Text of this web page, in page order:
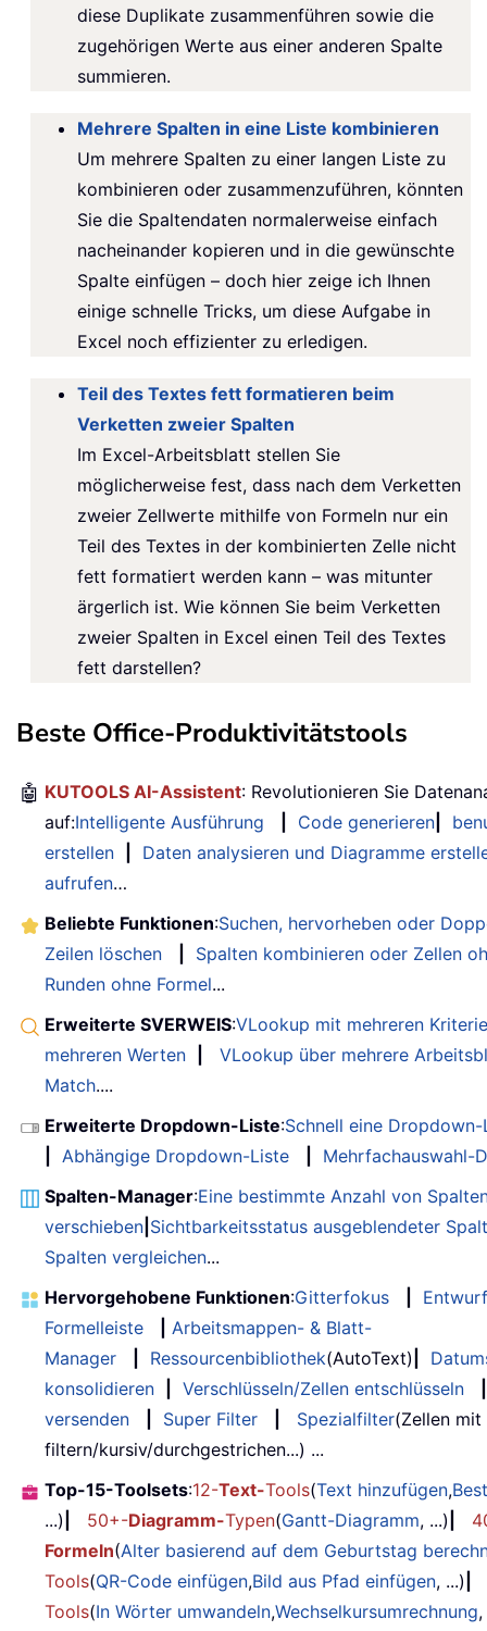
diese Duplikate zusammenführen sowie die
zugehörigen Werte aus einer anderen Spalte
summieren.
Mehrere Spalten in eine Liste kombinieren
Um mehrere Spalten zu einer langen Liste zu
kombinieren oder zusammenzuführen, könnten
Sie die Spaltendaten normalerweise einfach
nacheinander kopieren und in die gewünschte
Spalte einfügen – doch hier zeige ich Ihnen
einige schnelle Tricks, um diese Aufgabe in
Excel noch effizienter zu erledigen.
Teil des Textes fett formatieren beim
Verketten zweier Spalten
Im Excel-Arbeitsblatt stellen Sie
möglicherweise fest, dass nach dem Verketten
zweier Zellwerte mithilfe von Formeln nur ein
Teil des Textes in der kombinierten Zelle nicht
fett formatiert werden kann – was mitunter
ärgerlich ist. Wie können Sie beim Verketten
zweier Spalten in Excel einen Teil des Textes
fett darstellen?
Beste Office-Produktivitätstools
🤖 KUTOOLS AI-Assistent: Revolutionieren Sie
auf:Intelligente Ausführung Code generieren
erstellen
Daten analysieren und Diagramme
aufrufen…
Beliebte Funktionen:Suchen, hervorheben oder
Zeilen löschen
Spalten kombinieren oder Zellen
Runden ohne Formel...
Erweiterte SVERWEIS:VLookup mit mehreren
mehreren Werten
VLookup über mehrere
Match....
Erweiterte Dropdown-Liste:Schnell eine
Abhängige Dropdown-Liste
Mehrfachauswahl-
Spalten-Manager:Eine bestimmte Anzahl von
verschieben Sichtbarkeitsstatus ausgeblendeter
Spalten vergleichen...
Hervorgehobene Funktionen:Gitterfokus
Entwurf
Formelleiste
Arbeitsmappen- & Blatt-
Manager
Ressourcenbibliothek(AutoText)
konsolidieren
Verschlüsseln/Zellen entschlüsseln
versenden
Super Filter Spezialfilter(Zellen
filtern/kursiv/durchgestrichen...) ...
Top-15-Toolsets:12-Text-Tools(Text hinzufügen,
...)
50+-Diagramm-Typen(Gantt-Diagramm, ...)
Formeln(Alter basierend auf dem Geburtstag
Tools(QR-Code einfügen,Bild aus Pfad einfügen, ...)
Tools(In Wörter umwandeln,Wechselkursumrechnung